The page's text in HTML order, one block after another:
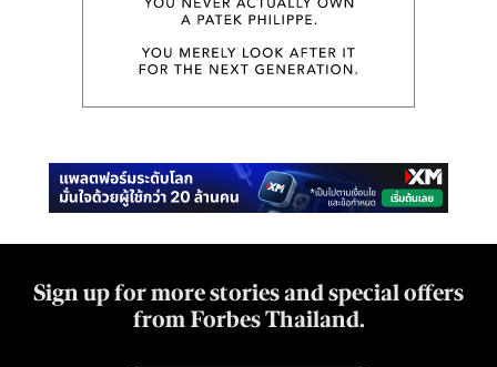
Sign up for more stories and special offers
from Forbes Thailand.